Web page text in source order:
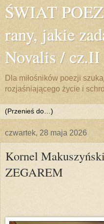
ŚWIAT
rany, jakie
Novalis / cz.II
Dla miłośników poezji
rozjaśniającego życie i
czwartek, 28 maja 2026
Kornel
ZEGAREM